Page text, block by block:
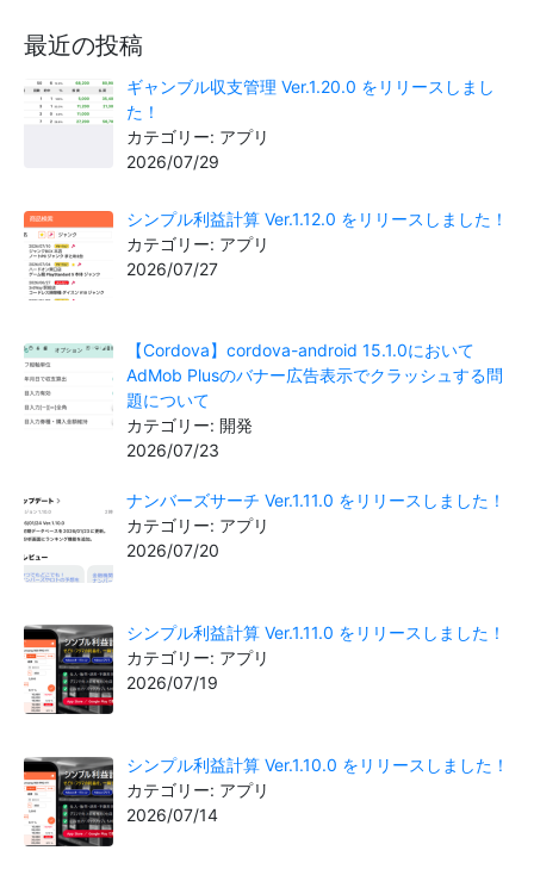
最近の投稿
ギャンブル収支管理 Ver.1.20.0 をリリースしまし
た！
カテゴリー: アプリ
2026/07/29
シンプル利益計算 Ver.1.12.0 をリリースしました！
カテゴリー: アプリ
2026/07/27
【Cordova】cordova-android 15.1.0において
AdMob Plusのバナー広告表示でクラッシュする問
題について
カテゴリー: 開発
2026/07/23
ナンバーズサーチ Ver.1.11.0 をリリースしました！
カテゴリー: アプリ
2026/07/20
シンプル利益計算 Ver.1.11.0 をリリースしました！
カテゴリー: アプリ
2026/07/19
シンプル利益計算 Ver.1.10.0 をリリースしました！
カテゴリー: アプリ
2026/07/14